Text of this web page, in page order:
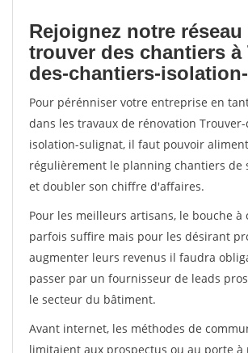
Rejoignez notre
trouver des chantiers à
des-chantiers-
Pour pérénniser votre entreprise en
dans les travaux de rénovation
isolation-sulignat, il faut pouvoir
régulièrement le planning chantiers de
et doubler son chiffre d'affaires.
Pour les meilleurs artisans, le bouche
parfois suffire mais pour les désirant
augmenter leurs revenus il faudra
passer par un fournisseur de leads
le secteur du bâtiment.
Avant internet, les méthodes de
limitaient aux prospectus ou au porte à